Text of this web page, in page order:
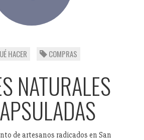
HACER COMPRAS
NATURALES
de artesanos radicados en San